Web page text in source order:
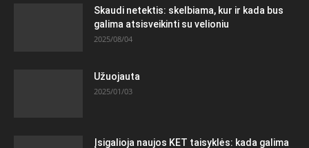
Skaudi netektis: skelbiama, kur ir kada bus
galima atsisveikinti su velioniu
2025/08/04
Užuojauta
2025/01/03
Įsigalioja naujos KET taisyklės: kada galima